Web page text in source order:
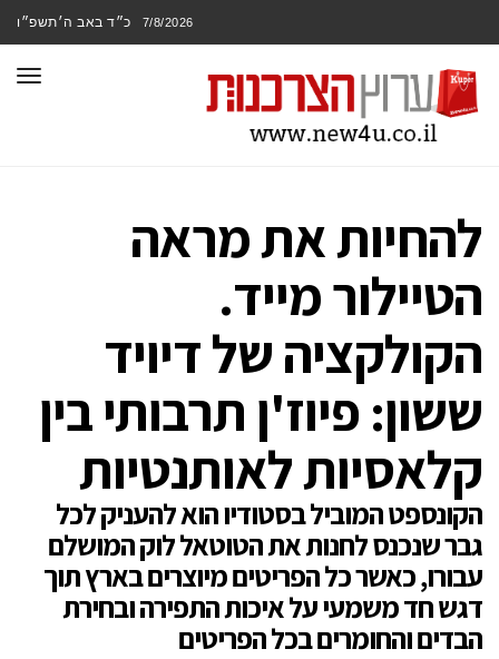
7/8/2026 כ״ד באב ה׳תשפ״ו
להחיות את מראה
הטיילור מייד.
הקולקציה של דיויד
ששון: פיוז'ן תרבותי בין
קלאסיות לאותנטיות
הקונספט המוביל בסטודיו הוא להעניק לכל
גבר שנכנס לחנות את הטוטאל לוק המושלם
עבורו, כאשר כל הפריטים מיוצרים בארץ תוך
דגש חד משמעי על איכות התפירה ובחירת
הבדים והחומרים בכל הפריטים